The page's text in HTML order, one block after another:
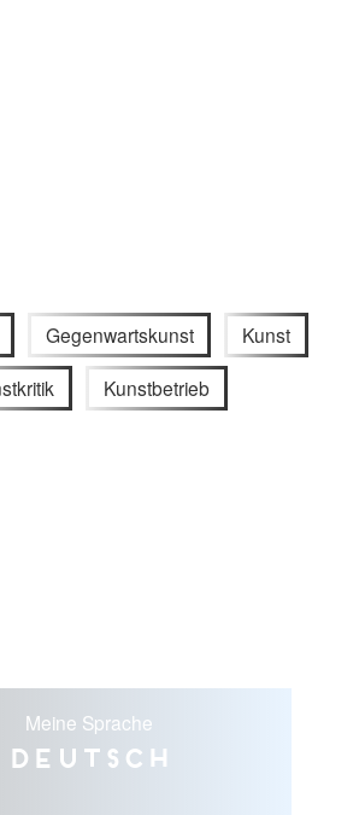
Gegenwartskunst Kunst
Kunstbetrieb
Meine Sprache
Deutsch